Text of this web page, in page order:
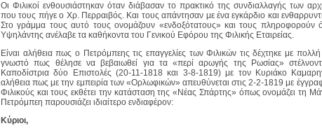
Οι Φιλικοί ενθουσιάστηκαν όταν διάβασαν το πρακτικό της συνδιαλλαγής των
που τους πήγε ο Χρ. Περραιβός. Και τους απάντησαν με ένα εγκάρδιο και
Στο γράμμα τους αυτό τους ονομάζουν «ενδοξότατους» και τους πληροφορούν
Υψηλάντης ανέλαβε τα καθήκοντα του Γενικού Εφόρου της Φιλικής Εταιρείας.
Είναι αλήθεια πως ο Πετρόμπεης τις επαγγελίες των Φιλικών τις δέχτηκε με πολλή
γνωστό πως θέλησε να βεβαιωθεί για τα «περί αρωγής της Ρωσίας»
Καποδίστρια δύο Επιστολές (20-11-1818 και 3-8-1819) με τον Κυριάκο
αλήθεια πως με την εμπειρία των «Ορλωφικών» απευθύνεται στις 2-2-1819 με
Φιλικούς και τους εκθέτει την κατάσταση της «Νέας Σπάρτης» όπως ονομάζει τη
Πετρόμπεη παρουσιάζει ιδιαίτερο ενδιαφέρον:
Κύριοι,